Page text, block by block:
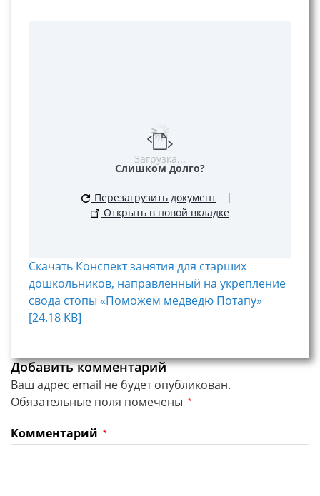
Загрузка...
Слишком долго?
Перезагрузить документ
|
Открыть в новой вкладке
Скачать Конспект занятия для старших
дошкольников, направленный на укрепление
свода стопы «Поможем медведю Потапу»
[24.18 KB]
Добавить комментарий
Ваш адрес email не будет опубликован.
Обязательные поля помечены *
Комментарий *